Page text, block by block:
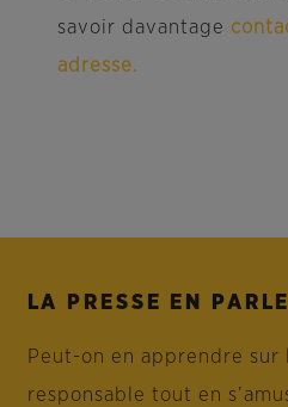
savoir davantage
adresse.
LA PRESSE EN
Peut-on en apprendre sur
responsable tout en